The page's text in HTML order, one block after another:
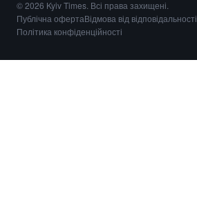
© 2026 Kyiv Times. Всі права захищені.
Публічна офертаВідмова від відповідальності
Політика конфіденційності